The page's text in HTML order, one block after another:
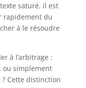
saturé, il est
rapidement du
à le résoudre
à l’arbitrage :
simplement
Cette distinction